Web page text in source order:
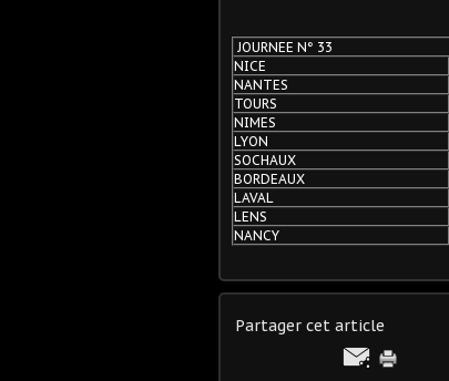
JOURNEE N° 33
NICE
NANTES
TOURS
NIMES
LYON
SOCHAUX
BORDEAUX
LAVAL
LENS
NANCY
Partager cet article